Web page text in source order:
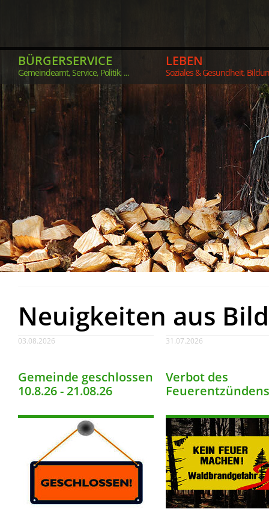
BÜRGERSERVICE
Gemeindeamt, Service, Politik, ...
LEBEN
Soziales & Gesundheit,
Neuigkeiten aus
03.08.2026
Gemeinde geschlossen
10.8.26 - 21.08.26
31.07.2026
Verbot des
Feuerentzündens